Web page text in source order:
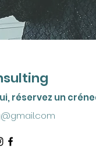
réservez un